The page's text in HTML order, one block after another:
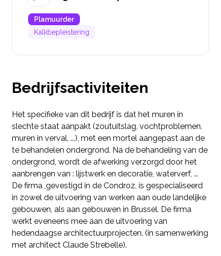
Plamuurder
Kalkbepleistering
Bedrijfsactiviteiten
Het specifieke van dit bedrijf is dat het muren in
slechte staat aanpakt (zoutuitslag, vochtproblemen,
muren in verval, ...), met een mortel aangepast aan de
te behandelen ondergrond. Na de behandeling van de
ondergrond, wordt de afwerking verzorgd door het
aanbrengen van : lijstwerk en decoratie, waterverf, ...
De firma ,gevestigd in de Condroz, is gespecialiseerd
in zowel de uitvoering van werken aan oude landelijke
gebouwen, als aan gebouwen in Brussel. De firma
werkt eveneens mee aan de uitvoering van
hedendaagse architectuurprojecten. (in samenwerking
met architect Claude Strebelle).